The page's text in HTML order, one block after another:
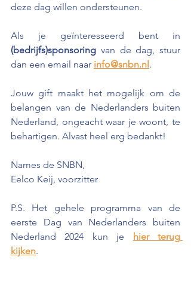
deze dag willen ondersteunen.
(bedrijfs)sponsoring van de dag, stuur
dan een email naar info@snbn.nl.
Jouw gift maakt het mogelijk om de
belangen van de Nederlanders buiten
Nederland, ongeacht waar je woont, te
behartigen. Alvast heel erg bedankt!
Names de SNBN,
Eelco Keij, voorzitter
P.S. Het gehele programma van de
eerste Dag van Nederlanders buiten
Nederland 2024 kun je hier terug
kijken.